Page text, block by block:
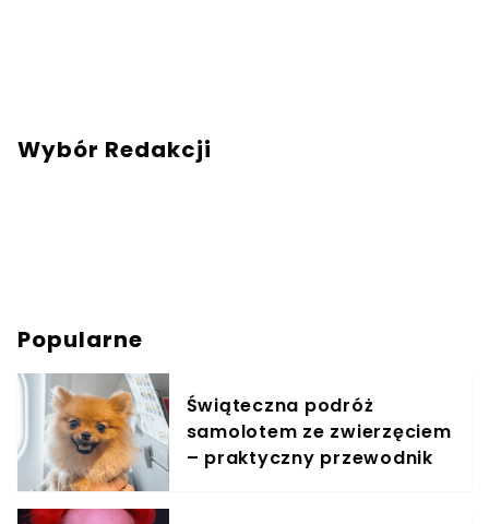
Wybór Redakcji
Popularne
Świąteczna podróż
samolotem ze zwierzęciem
– praktyczny przewodnik